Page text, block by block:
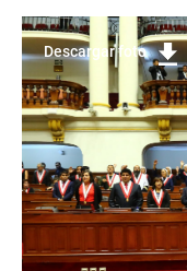
Descargar foto